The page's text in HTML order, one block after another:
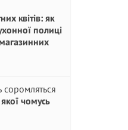
квітів: як
полиці
чомусь